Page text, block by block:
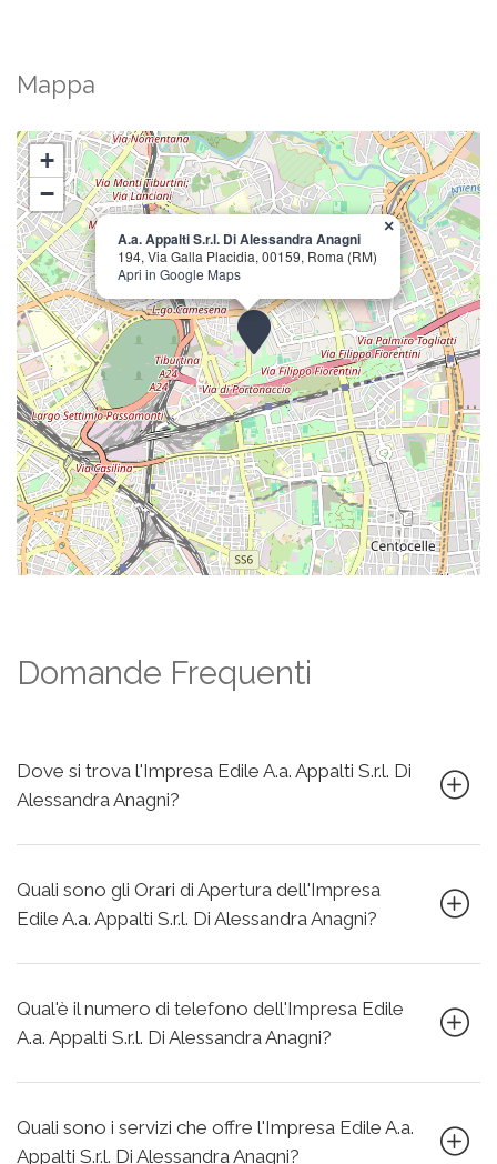
Mappa
A.a. Appalti S.r.l. Di Alessandra Anagni
194, Via Galla Placidia, 00159, Roma (RM)
Apri in Google Maps
×
+
−
Domande Frequenti
Dove si trova l'Impresa Edile A.a. Appalti S.r.l. Di
Alessandra Anagni?
Quali sono gli Orari di Apertura dell'Impresa
Edile A.a. Appalti S.r.l. Di Alessandra Anagni?
Qual'è il numero di telefono dell'Impresa Edile
A.a. Appalti S.r.l. Di Alessandra Anagni?
Quali sono i servizi che offre l'Impresa Edile A.a.
Appalti S.r.l. Di Alessandra Anagni?